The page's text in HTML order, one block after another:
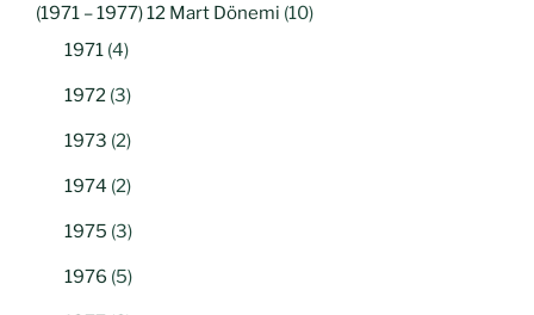
(1971 – 1977) 12 Mart Dönemi (10)
1971 (4)
1972 (3)
1973 (2)
1974 (2)
1975 (3)
1976 (5)